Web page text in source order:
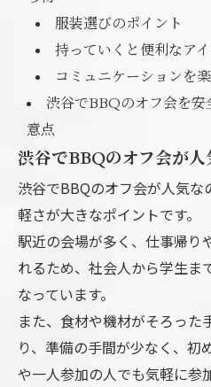
服装選びのポイント
持っていくと便利なア
コミュニケーションを
渋谷でBBQのオフ会を
意点
渋谷でBBQのオフ会が人
渋谷でBBQのオフ会が人気
軽さが大きなポイントです。
駅近の会場が多く、仕事帰り
れるため、社会人から学生ま
なっています。
また、食材や機材がそろった
り、準備の手間が少なく、初
や一人参加の人でも気軽に参